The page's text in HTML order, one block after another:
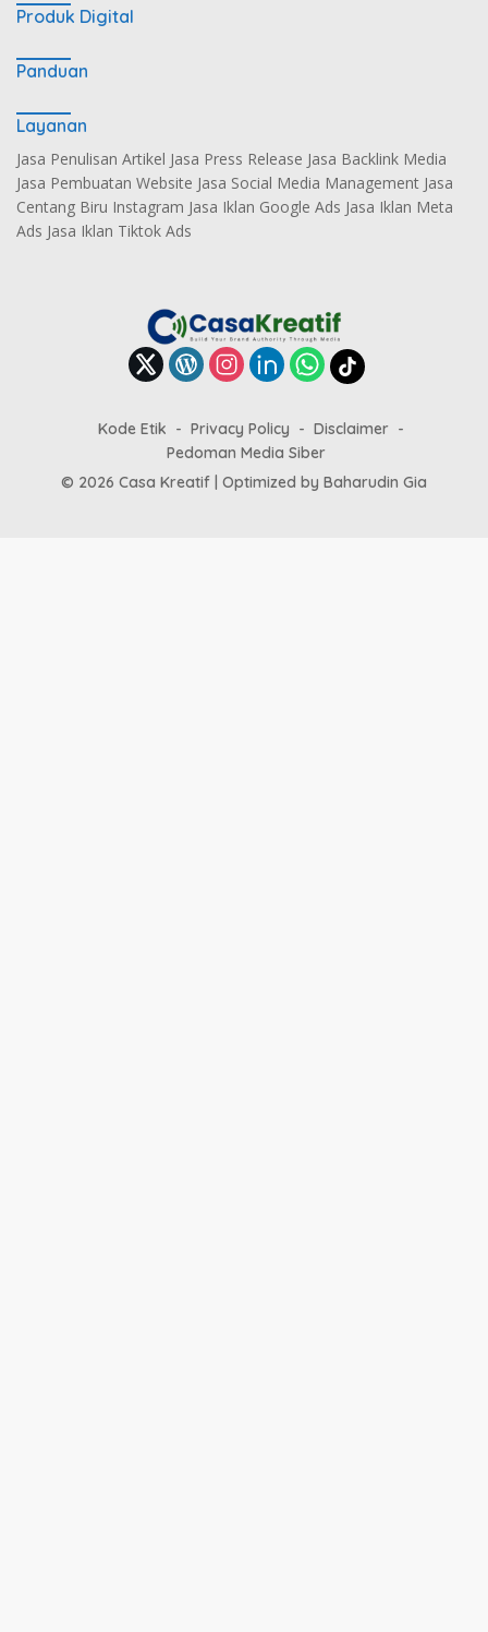
Produk Digital
Panduan
Layanan
Jasa Penulisan Artikel Jasa Press Release Jasa Backlink Media
Jasa Pembuatan Website Jasa Social Media Management Jasa
Centang Biru Instagram Jasa Iklan Google Ads Jasa Iklan Meta
Ads Jasa Iklan Tiktok Ads
Kode Etik Privacy Policy
Disclaimer
Pedoman Media Siber
© 2026 Casa Kreatif | Optimized by Baharudin Gia